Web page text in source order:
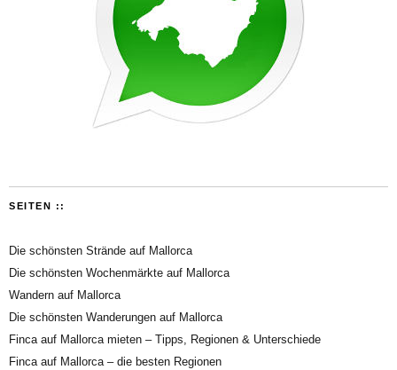
SEITEN ::
Die schönsten Strände auf Mallorca
Die schönsten Wochenmärkte auf Mallorca
Wandern auf Mallorca
Die schönsten Wanderungen auf Mallorca
Finca auf Mallorca mieten – Tipps, Regionen & Unterschiede
Finca auf Mallorca – die besten Regionen